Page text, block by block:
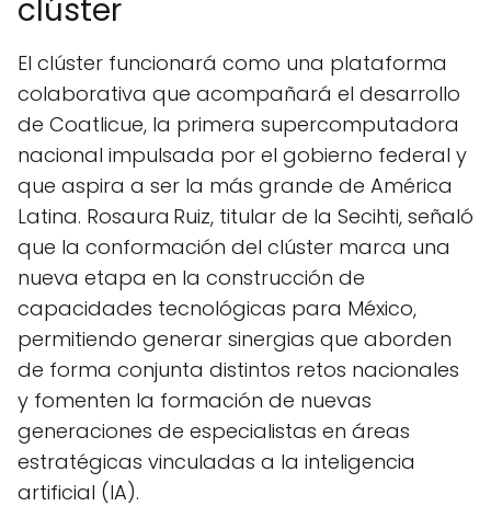
clúster
El clúster funcionará como una plataforma
colaborativa que acompañará el desarrollo
de Coatlicue, la primera supercomputadora
nacional impulsada por el gobierno federal y
que aspira a ser la más grande de América
Latina. Rosaura Ruiz, titular de la Secihti, señaló
que la conformación del clúster marca una
nueva etapa en la construcción de
capacidades tecnológicas para México,
permitiendo generar sinergias que aborden
de forma conjunta distintos retos nacionales
y fomenten la formación de nuevas
generaciones de especialistas en áreas
estratégicas vinculadas a la inteligencia
artificial (IA).